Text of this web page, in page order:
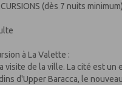
(dès 7 nuits minimum)
à La Valette :
visite de la ville. La cité est
d'Upper Baracca, le